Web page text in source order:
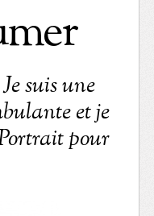
suis une
et je
pour